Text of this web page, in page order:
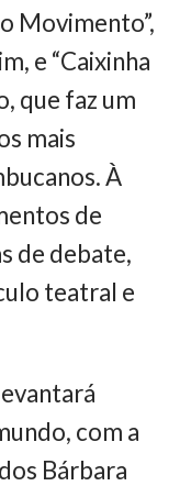
Movimento”,
e “Caixinha
que faz um
mais
À
de
de debate,
teatral e
com a
Bárbara